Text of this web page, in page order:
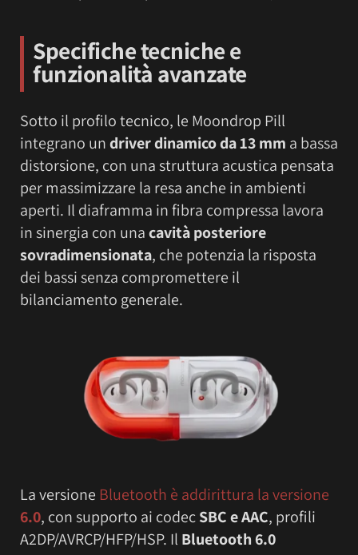
Specifiche tecniche e
funzionalità avanzate
Sotto il profilo tecnico, le Moondrop Pill
integrano undriver dinamico da 13 mm a bassa
distorsione, con una struttura acustica pensata
per massimizzare la resa anche in ambienti
aperti. Il diaframma in fibra compressa lavora
in sinergia con unacavità posteriore
sovradimensionata, che potenzia la risposta
dei bassi senza compromettere il
bilanciamento generale.
La versione Bluetooth è addirittura la versione
6.0, con supporto ai codecSBC e AAC, profili
A2DP/AVRCP/HFP/HSP. Il Bluetooth 6.0